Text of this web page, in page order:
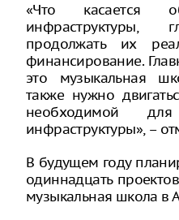
«Что касается
продолжать их
финансирование.
это музыкальная
также нужно
необходимой
инфраструктуры», –
В будущем году
одиннадцать
музыкальная школа в